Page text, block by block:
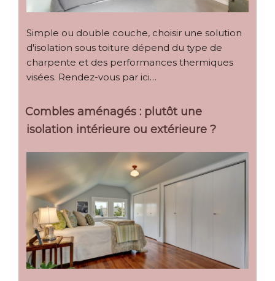
Simple ou double couche, choisir une solution
d'isolation sous toiture dépend du type de
charpente et des performances thermiques
visées. Rendez-vous par ici…
Combles aménagés : plutôt une
isolation intérieure ou extérieure ?